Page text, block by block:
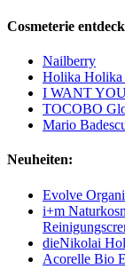
Cosmeterie
Nailberry
Holika Holika
I WANT
TOCOBO
Mario
Neuheiten:
Evolve
i+m
dieNikolai
Acorelle Bio